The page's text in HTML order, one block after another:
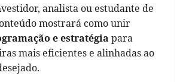
analista ou estudante de
mostrará como unir
e estratégia para
mais eficientes e alinhadas ao